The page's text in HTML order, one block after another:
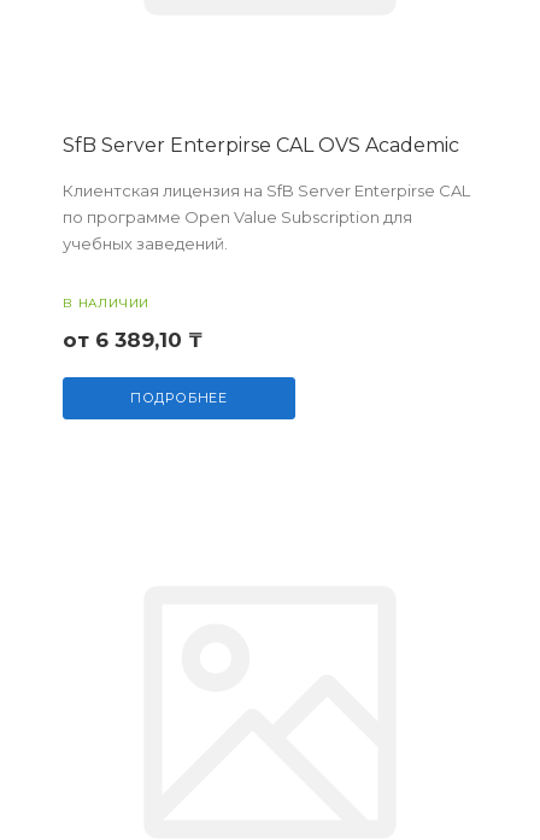
SfB Server Enterpirse CAL OVS Academic
Клиентская лицензия на SfB Server Enterpirse CAL
по программе Open Value Subscription для
учебных заведений.
В НАЛИЧИИ
от 6 389,10 ₸
ПОДРОБНЕЕ